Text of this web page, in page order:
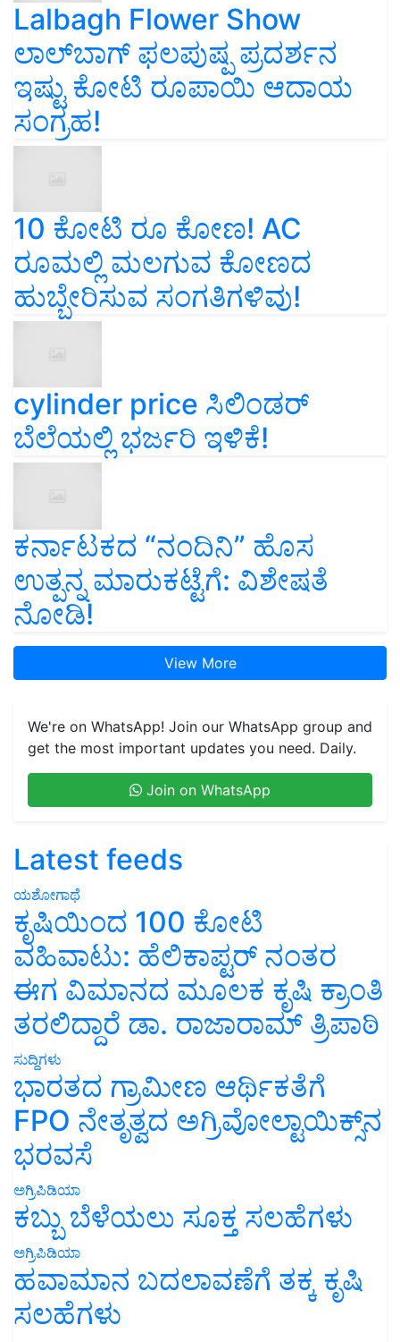
Lalbagh Flower Show
ಲಾಲ್‌ಬಾಗ್ ಫಲಪುಷ್ಪ ಪ್ರದರ್ಶನ
ಇಷ್ಟು ಕೋಟಿ ರೂಪಾಯಿ ಆದಾಯ
ಸಂಗ್ರಹ!
10 ಕೋಟಿ ರೂ ಕೋಣ! AC
ರೂಮಲ್ಲಿ ಮಲಗುವ ಕೋಣದ
ಹುಬ್ಬೇರಿಸುವ ಸಂಗತಿಗಳಿವು!
cylinder price ಸಿಲಿಂಡರ್‌
ಬೆಲೆಯಲ್ಲಿ ಭರ್ಜರಿ ಇಳಿಕೆ!
ಕರ್ನಾಟಕದ “ನಂದಿನಿ” ಹೊಸ
ಉತ್ಪನ್ನ ಮಾರುಕಟ್ಟೆಗೆ: ವಿಶೇಷತೆ
ನೋಡಿ!
View More
We're on WhatsApp! Join our WhatsApp group and
get the most important updates you need. Daily.
Join on WhatsApp
Latest feeds
ಯಶೋಗಾಥೆ
ಕೃಷಿಯಿಂದ 100 ಕೋಟಿ
ವಹಿವಾಟು: ಹೆಲಿಕಾಪ್ಟರ್ ನಂತರ
ಈಗ ವಿಮಾನದ ಮೂಲಕ ಕೃಷಿ ಕ್ರಾಂತಿ
ತರಲಿದ್ದಾರೆ ಡಾ. ರಾಜಾರಾಮ್ ತ್ರಿಪಾಠಿ
ಸುದ್ದಿಗಳು
ಭಾರತದ ಗ್ರಾಮೀಣ ಆರ್ಥಿಕತೆಗೆ
FPO ನೇತೃತ್ವದ ಅಗ್ರಿವೋಲ್ಟಾಯಿಕ್ಸ್‌ನ
ಭರವಸೆ
ಅಗ್ರಿಪಿಡಿಯಾ
ಕಬ್ಬು ಬೆಳೆಯಲು ಸೂಕ್ತ ಸಲಹೆಗಳು
ಅಗ್ರಿಪಿಡಿಯಾ
ಹವಾಮಾನ ಬದಲಾವಣೆಗೆ ತಕ್ಕ ಕೃಷಿ
ಸಲಹೆಗಳು